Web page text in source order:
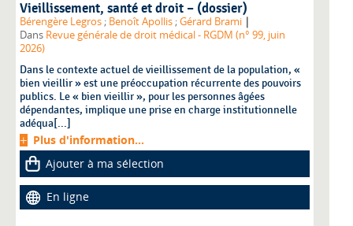
Vieillissement, santé et droit – (dossier)
Bérengère Legros; Benoît Apollis;Gérard Brami |
Dans Revue générale de droit médical - RGDM (n° 99, juin
2026)
Dans le contexte actuel de vieillissement de la population, «
bien vieillir » est une préoccupation récurrente des pouvoirs
publics. Le « bien vieillir », pour les personnes âgées
dépendantes, implique une prise en charge institutionnelle
adéqua[...]
Plus d'information...
Ajouter à ma sélection
En ligne